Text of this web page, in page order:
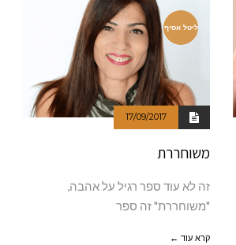
ליטל אסיף
17/09/2017
משוחררת
זה לא עוד ספר רגיל על אהבה,
"משוחררת" זה ספר
קרא עוד ←